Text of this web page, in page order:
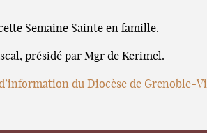
Semaine Sainte en famille.
présidé par Mgr de Kerimel.
du Diocèse de Grenoble-